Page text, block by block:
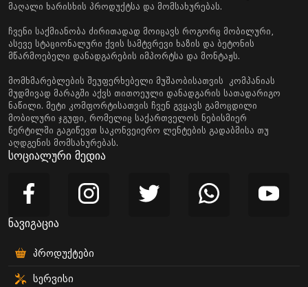
მაღალი ხარისხის პროდუქტსა და მომსახურებას.
ჩვენი საქმიანობა ძირითადად მოიცავს როგორც მობილური,
ასევე სტაციონალური ქვის სამტვრევი ხაზის და ბეტონის
მწარმოებელი დანადგარების იმპორტსა და მონტაჟს.
მომხმარებლების შეუფერხებელი მუშაობისათვის კომპანიას
მუდმივად მარაგში აქვს თითოეული დანადგარის სათადარიგო
ნაწილი. მეტი კომფორტისათვის ჩვენ გვყავს გამოცდილი
მობილური ჯგუფი, რომელიც საქართველოს ნებისმიერ
წერტილში გაგიწევთ საკონვეიერო ლენტების გადაბმისა თუ
აღდგენის მომსახურებას.
სოციალური მედია
ნავიგაცია
პროდუქტები
სერვისი